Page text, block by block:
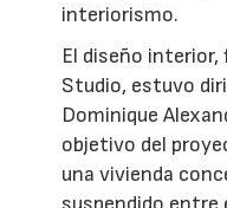
interiorismo.
El diseño interior,
Studio, estuvo
Dominique
objetivo del
una vivienda